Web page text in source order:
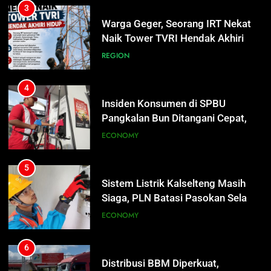
Pertamina Pastikan Pelayanan
Tetap Jalan
ECONOMY
5
7 Hari
ECONOMY
6
SPBU Sampit Segera Terurai
ECONOMY
7
Dugaan Korupsi Dana Hibah
HUKUM DAN KRIMINAL
3
Warga Geger, Seorang IRT Nekat
Naik Tower TVRI Hendak Akhiri
Hidup
REGION
4
Insiden Konsumen di SPBU
Pangkalan Bun Ditangani Cepat,
Pertamina Pastikan Pelayanan
ECONOMY
5
Sistem Listrik Kalselteng Masih
Siaga, PLN Batasi Pasokan Selama
7 Hari
ECONOMY
6
Distribusi BBM Diperkuat,